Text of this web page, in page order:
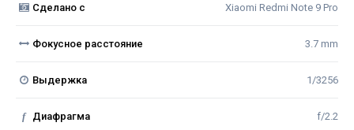
Сделано с Xiaomi Redmi Note 9 Pro
Фокусное расстояние 3.7 mm
Выдержка 1/3256
f Диафрагма f/2.2